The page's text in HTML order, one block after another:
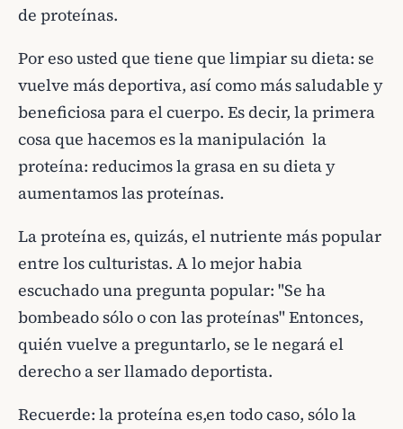
de proteínas.
Por eso usted que tiene que limpiar su dieta: se
vuelve más deportiva, así como más saludable y
beneficiosa para el cuerpo. Es decir, la primera
cosa que hacemos es la manipulación la
proteína: reducimos la grasa en su dieta y
aumentamos las proteínas.
La proteína es, quizás, el nutriente más popular
entre los culturistas. A lo mejor habia
escuchado una pregunta popular: "Se ha
bombeado sólo o con las proteínas" Entonces,
quién vuelve a preguntarlo, se le negará el
derecho a ser llamado deportista.
Recuerde: la proteína es,en todo caso, sólo la